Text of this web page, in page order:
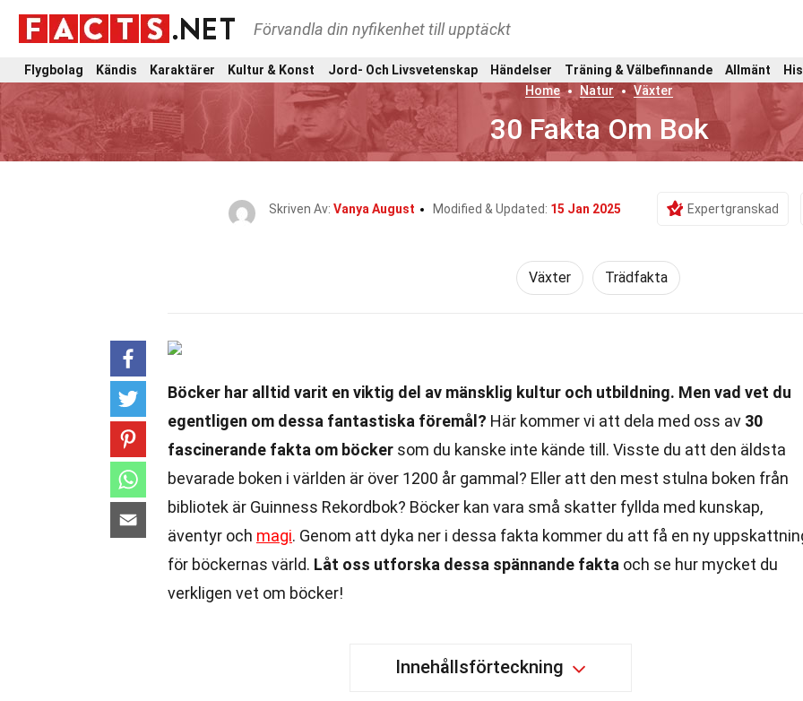
Förvandla din nyfikenhet till upptäckt
Flygbolag Kändis Karaktärer Kultur & Konst Jord- Och Livsvetenskap Händelser Träning & Välbefinnande Allmänt
Home
Natur Växter
30 Fakta Om Bok
Skriven Av: Vanya August Modified & Updated: 15 Jan 2025 Expertgranskad
Växter Trädfakta
Böcker har alltid varit en viktig del av mänsklig kultur och utbildning. Men vad vet du
egentligen om dessa fantastiska föremål? Här kommer vi att dela med oss av 30
fascinerande fakta om böcker som du kanske inte kände till. Visste du att den äldsta
bevarade boken i världen är över 1200 år gammal? Eller att den mest stulna boken från
bibliotek är Guinness Rekordbok? Böcker kan vara små skatter fyllda med kunskap,
äventyr och magi. Genom att dyka ner i dessa fakta kommer du att få en ny
för böckernas värld. Låt oss utforska dessa spännande fakta och se hur mycket du
verkligen vet om böcker!
Innehållsförteckning